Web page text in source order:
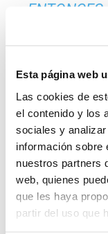
Esta página web
Las cookies de
el contenido y los
sociales y
información sobre
nuestros partners
web, quienes
que les haya
partir del uso que
QUE PUEDE
Si eres nuevo en
para borrar esta
contenido. ¡Pásalo